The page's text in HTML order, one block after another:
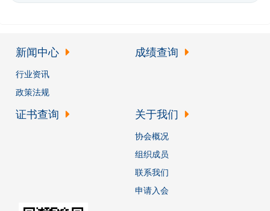
新闻中心
行业资讯
政策法规
成绩查询
证书查询 关于我们
协会概况
组织成员
联系我们
申请入会